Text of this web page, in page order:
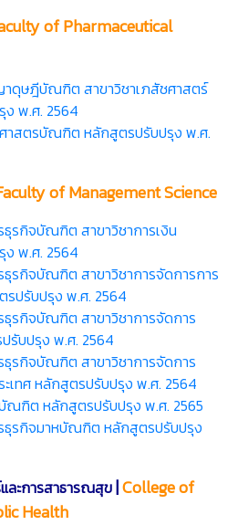
of Pharmaceutical
ดุษฎีบัณฑิต สาขาวิชาเภสัชศาสตร์
พ.ศ. 2564
าสตรบัณฑิต หลักสูตรปรับปรุง พ.ศ.
of Management Science
รกิจบัณฑิต สาขาวิชาการเงิน
พ.ศ. 2564
รกิจบัณฑิต สาขาวิชาการจัดการการ
รปรับปรุง พ.ศ. 2564
รกิจบัณฑิต สาขาวิชาการจัดการ
รับปรุง พ.ศ. 2564
รกิจบัณฑิต สาขาวิชาการจัดการ
ะเทศ หลักสูตรปรับปรุง พ.ศ. 2564
ฑิต หลักสูตรปรับปรุง พ.ศ. 2565
ธุรกิจมาหบัณฑิต หลักสูตรปรับปรุง
ละการสาธารณสุข|College of
Health